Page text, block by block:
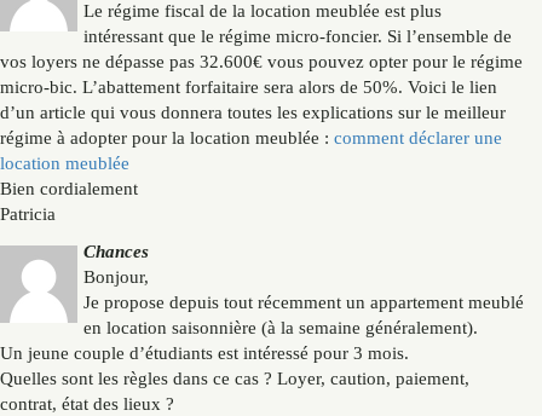
Le régime fiscal de la location meublée est plus
intéressant que le régime micro-foncier. Si l’ensemble de
vos loyers ne dépasse pas 32.600€ vous pouvez opter pour le régime
micro-bic. L’abattement forfaitaire sera alors de 50%. Voici le lien
d’un article qui vous donnera toutes les explications sur le meilleur
régime à adopter pour la location meublée : comment déclarer une
location meublée
Bien cordialement
Patricia
Chances
Bonjour,
Je propose depuis tout récemment un appartement meublé
en location saisonnière (à la semaine généralement).
Un jeune couple d’étudiants est intéressé pour 3 mois.
Quelles sont les règles dans ce cas ? Loyer, caution, paiement,
contrat, état des lieux ?